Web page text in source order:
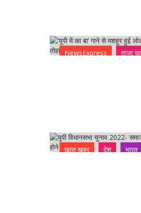
NewsExpress ताजा
ख़ास ख़बर देश भारत